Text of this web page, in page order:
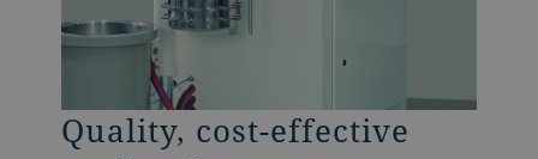
Quality, cost-effective